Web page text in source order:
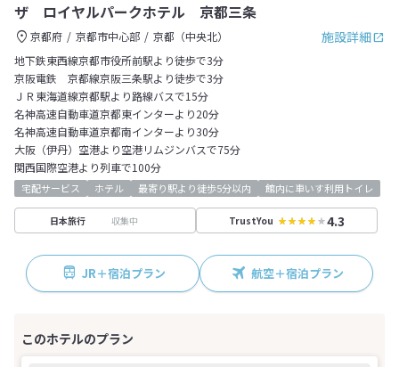
ザ ロイヤルパークホテル 京都三条
施設詳細
京都府 京都市中心部
京都（中央北）
地下鉄東西線京都市役所前駅より徒歩で3分
京阪電鉄 京都線京阪三条駅より徒歩で3分
ＪＲ東海道線京都駅より路線バスで15分
名神高速自動車道京都東インターより20分
名神高速自動車道京都南インターより30分
大阪（伊丹）空港より空港リムジンバスで75分
関西国際空港より列車で100分
宅配サービス ホテル 最寄り駅より徒歩5分以内 館内に車いす利用トイレ
日本旅行 収集中 TrustYou 4.3
JR＋宿泊プラン 航空＋宿泊プラン